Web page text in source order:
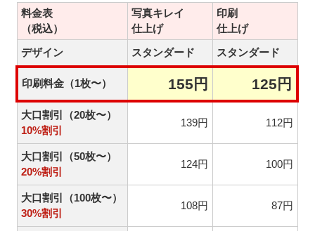
料金表
（税込）
写真キレイ
仕上げ
印刷
仕上げ
デザイン
スタンダード スタンダード
印刷料金（1枚〜） 155円 125円
大口割引（20枚〜）
10%割引
139円 112円
大口割引（50枚〜）
20%割引
124円 100円
大口割引（100枚〜）
30%割引
108円 87円